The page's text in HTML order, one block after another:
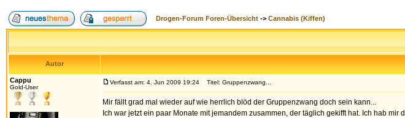
Drogen-Forum Foren-Übersicht -> Cannabis (Kiffen)
Autor
Cappu
Gold-User
Verfasst am: 4. Jun 2009 19:24 Titel: Gruppenzwang...
Mir fällt grad mal wieder auf wie herrlich blöd der Gruppenzwang doch sein kann...
Ich war jetzt ein paar Monate mit jemandem zusammen, der täglich gekifft hat. Ich hab